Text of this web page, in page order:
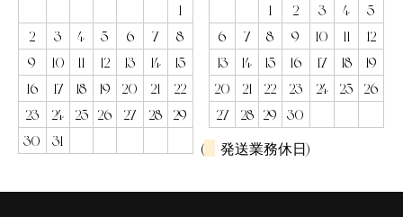
1
2
3 4 5 6 7
8
9
10 11 12 13 14
15
16
17 18 19 20 21
22
23
24 25 26 27 28
29
30
31
1
2 3 4
5
6
7 8 9 10 11
12
13
14 15 16 17 18
19
20
21 22 23 24 25
26
27
28 29
30
(
発送業務休日)